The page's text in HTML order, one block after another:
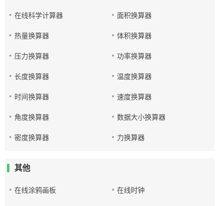
在线科学计算器 面积换算器
热量换算器 体积换算器
压力换算器 功率换算器
长度换算器 温度换算器
时间换算器 速度换算器
角度换算器 数据大小换算器
密度换算器 力换算器
其他
在线涂鸦画板 在线时钟